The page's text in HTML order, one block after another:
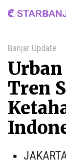
Home
Banjar Update
Tren